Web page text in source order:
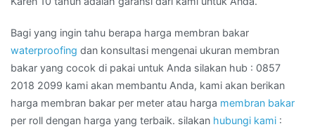
Bagi yang ingin tahu berapa harga membran bakar
waterproofing dan konsultasi mengenai ukuran membran
bakar yang cocok di pakai untuk Anda silakan hub : 0857
2018 2099 kami akan membantu Anda, kami akan berikan
harga membran bakar per meter atau harga membran bakar
per roll dengan harga yang terbaik. silakan hubungi kami :